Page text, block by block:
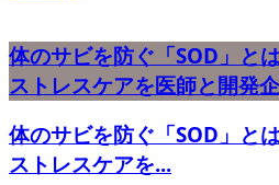
体のサビを防ぐ「SOD」と
ストレスケアを医師と開発
体のサビを防ぐ「SOD」と
ストレスケアを...